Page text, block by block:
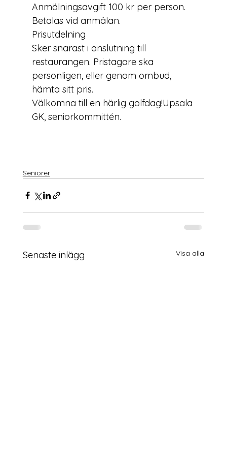
Anmälningsavgift 100 kr per person.
Betalas vid anmälan.
Prisutdelning
Sker snarast i anslutning till
restaurangen. Pristagare ska
personligen, eller genom ombud,
hämta sitt pris.
Välkomna till en härlig golfdag!Upsala
GK, seniorkommittén.
Seniorer
Senaste inlägg Visa alla